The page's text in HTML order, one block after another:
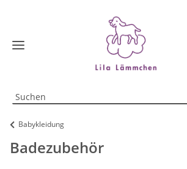
Babykleidung
Badezubehör